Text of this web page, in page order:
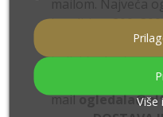
izraditi su
promjera 200 cm.
individualnoj
svoj upit zajedno
mail
Više